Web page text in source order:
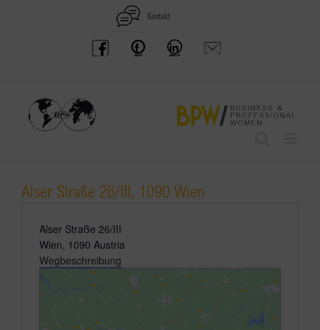
Kontakt
BPW
Austria
Offenes
Frauennetzwerk
BPW
Gruppe
Anfrage
schicken
Alser Straße 26/III, 1090 Wien
Adresse
Alser Straße 26/III
Wien, 1090 Austria
Wegbeschreibung